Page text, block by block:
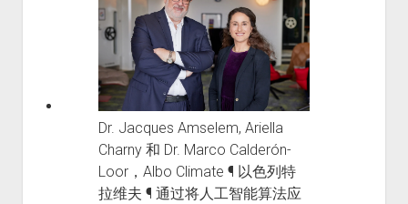
Dr. Jacques Amselem, Ariella
Charny 和 Dr. Marco Calderón-
Loor，Albo Climate ¶ 以色列特
拉维夫 ¶ 通过将人工智能算法应